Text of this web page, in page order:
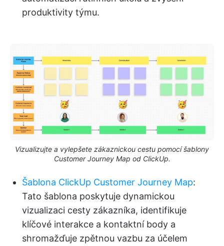
produktivity týmu.
Vizualizujte a vylepšete zákaznickou cestu pomocí šablony
Customer Journey Map od ClickUp.
Šablona ClickUp Customer Journey Map:
Tato šablona poskytuje dynamickou
vizualizaci cesty zákazníka, identifikuje
klíčové interakce a kontaktní body a
shromažďuje zpětnou vazbu za účelem